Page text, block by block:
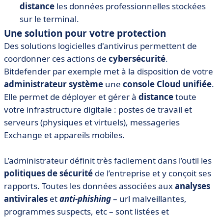
distance les données professionnelles stockées
sur le terminal.
Une solution pour votre protection
Des solutions logicielles d'antivirus permettent de
coordonner ces actions de cybersécurité.
Bitdefender par exemple met à la disposition de votre
administrateur système une console Cloud unifiée.
Elle permet de déployer et gérer à distancetoute
votre infrastructure digitale : postes de travail et
serveurs (physiques et virtuels), messageries
Exchange et appareils mobiles.
L’administrateur définit très facilement dans l’outil les
politiques de sécurité de l’entreprise et y conçoit ses
rapports. Toutes les données associées auxanalyses
antivirales etanti-phishing– url malveillantes,
programmes suspects, etc – sont listées et